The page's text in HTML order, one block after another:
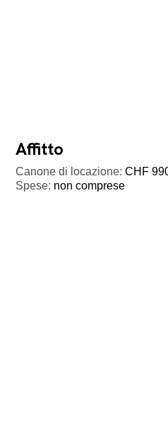
Affitto
Canone di locazione: CHF
Spese: non comprese